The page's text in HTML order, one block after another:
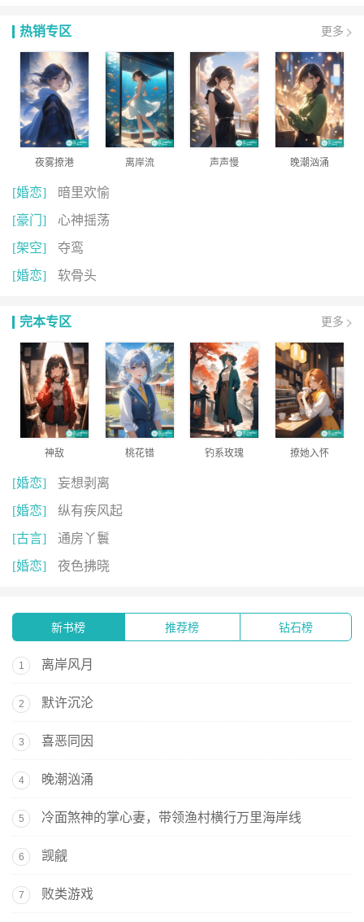
热销专区 更多
夜雾撩港 离岸流 声声慢 晚潮汹涌
[婚恋]
暗里欢愉
[豪门]
心神摇荡
[架空]
夺鸾
[婚恋]
软骨头
完本专区 更多
神敌 桃花错 钓系玫瑰 撩她入怀
[婚恋]
妄想剥离
[婚恋]
纵有疾风起
[古言]
通房丫鬟
[婚恋]
夜色拂晓
新书榜 推荐榜 钻石榜
1 离岸风月
2 默许沉沦
3 喜恶同因
4 晚潮汹涌
5 冷面煞神的掌心妻，带领渔村横行万里海岸线
6 觊觎
7 败类游戏